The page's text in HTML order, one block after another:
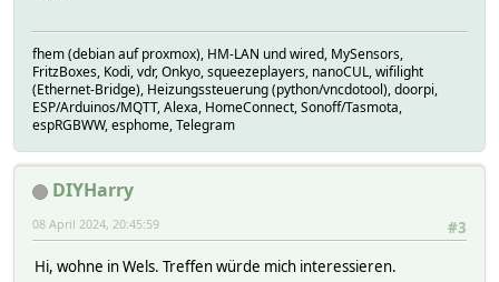
fhem (debian auf proxmox), HM-LAN und wired, MySensors,
FritzBoxes, Kodi, vdr, Onkyo, squeezeplayers, nanoCUL, wifilight
(Ethernet-Bridge), Heizungssteuerung (python/vncdotool), doorpi,
ESP/Arduinos/MQTT, Alexa, HomeConnect, Sonoff/Tasmota,
espRGBWW, esphome, Telegram
DIYHarry
#3
08 April 2024, 20:45:59
Hi, wohne in Wels. Treffen würde mich interessieren.